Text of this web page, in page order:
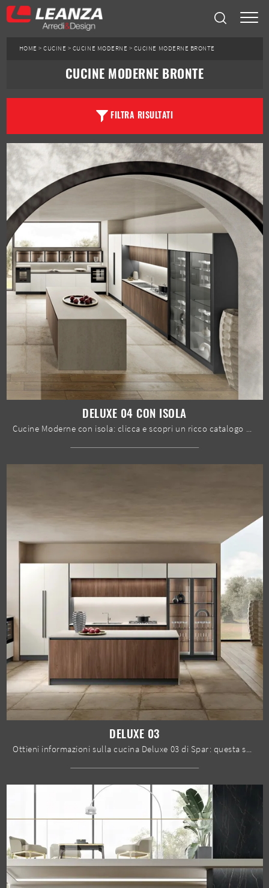
HOME >CUCINE > CUCINE MODERNE > CUCINE MODERNE BRONTE
CUCINE MODERNE BRONTE
FILTRA RISULTATI
DELUXE 04 CON ISOLA
Cucine Moderne con isola: clicca e scopri un ricco catalogo di soluzioni della firma Spar, tra cui il modello Deluxe 04 con isola.
DELUXE 03
Ottieni informazioni sulla cucina Deluxe 03 di Spar: questa soluzione in legno sarà l'acquisto ideale per te!